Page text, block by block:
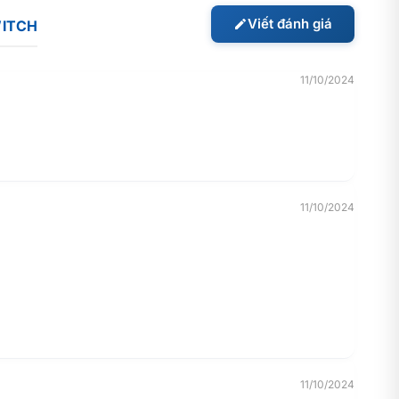
Viết đánh giá
11/10/2024
11/10/2024
11/10/2024